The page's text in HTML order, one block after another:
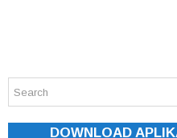
DOWNLOAD